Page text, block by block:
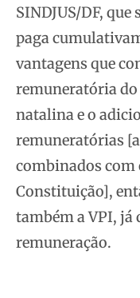
SINDJUS/DF,
paga
vantagens que
remuneratória do
natalina e o
remuneratórias
combinados com
Constituição],
também a VPI, já
remuneração.